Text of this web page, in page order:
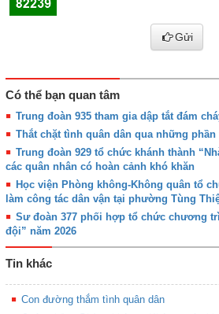
Gửi
Có thể bạn quan tâm
Trung đoàn 935 tham gia dập tắt đám
Thắt chặt tình quân dân qua những phần
Trung đoàn 929 tổ chức khánh thành
các quân nhân có hoàn cảnh khó khăn
Học viện Phòng không-Không quân tổ
làm công tác dân vận tại phường Tùng
Sư đoàn 377 phối hợp tổ chức chương
đội” năm 2026
Tin khác
Con đường thắm tình quân dân